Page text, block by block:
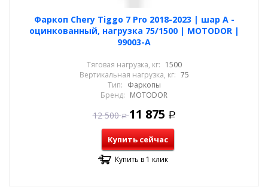
Фаркоп Chery Tiggo 7 Pro 2018-2023 | шар A -
оцинкованный, нагрузка 75/1500 | MOTODOR |
99003-A
Тяговая нагрузка, кг: 1500
Вертикальная нагрузка, кг: 75
Тип: Фаркопы
Бренд: MOTODOR
12 500 Р 11 875 Р
Купить сейчас
Купить в 1 клик